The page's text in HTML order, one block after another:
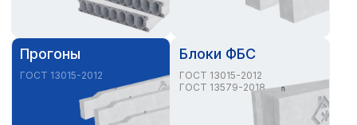
Прогоны
ГОСТ 13015-2012
Блоки ФБС
ГОСТ 13015-2012
ГОСТ 13579-2018